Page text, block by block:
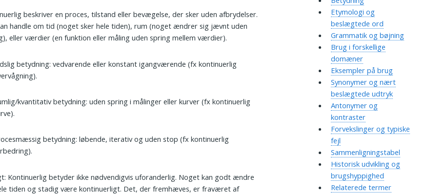
beskriver en proces, tilstand eller bevægelse, der sker uden afbrydelser.
handle om tid (noget sker hele tiden), rum (noget ændrer sig jævnt uden
eller værdier (en funktion eller måling uden spring mellem værdier).
betydning: vedvarende eller konstant igangværende (fx kontinuerlig
kvantitativ betydning: uden spring i målinger eller kurver (fx kontinuerlig
betydning: løbende, iterativ og uden stop (fx kontinuerlig
Kontinuerlig betyder ikke nødvendigvis uforanderlig. Noget kan godt ændre
tiden og stadig være kontinuerligt. Det, der fremhæves, er fraværet af
Etymologi og
beslægtede ord
Grammatik og bøjning
Brug i forskellige
domæner
Eksempler på brug
Synonymer og nært
beslægtede udtryk
Antonymer og
kontraster
Forvekslinger og typiske
fejl
Sammenligningstabel
Historisk udvikling og
brugshyppighed
Relaterede termer